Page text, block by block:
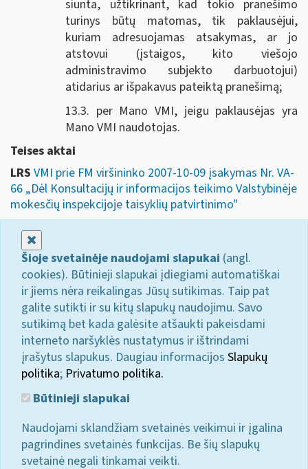
siunta, užtikrinant, kad tokio pranešimo
turinys būtų matomas, tik paklausėjui,
kuriam adresuojamas atsakymas, ar jo
atstovui (įstaigos, kito viešojo
administravimo subjekto darbuotojui)
atidarius ar išpakavus pateiktą pranešimą;
13.3. per Mano VMI, jeigu paklausėjas yra
Mano VMI naudotojas.
Teises aktai
LRS VMI prie FM viršininko 2007-10-09 įsakymas Nr. VA-
66 „Dėl Konsultacijų ir informacijos teikimo Valstybinėje
mokesčių inspekcijoje taisyklių patvirtinimo"
Šioje svetainėje naudojami slapukai (angl.
cookies). Būtinieji slapukai įdiegiami automatiškai
ir jiems nėra reikalingas Jūsų sutikimas. Taip pat
galite sutikti ir su kitų slapukų naudojimu. Savo
sutikimą bet kada galėsite atšaukti pakeisdami
interneto naršyklės nustatymus ir ištrindami
įrašytus slapukus. Daugiau informacijos Slapukų
politika; Privatumo politika.
Būtinieji slapukai
Naudojami sklandžiam svetainės veikimui ir įgalina
pagrindines svetainės funkcijas. Be šių slapukų
svetainė negali tinkamai veikti.